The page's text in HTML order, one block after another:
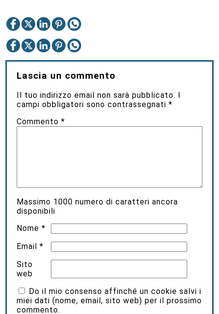
Lascia un commento
Il tuo indirizzo email non sarà pubblicato. I
campi obbligatori sono contrassegnati*
Commento*
Massimo 1000 numero di caratteri ancora
disponibili
Nome*
Email*
Sito
web
Do il mio consenso affinché un cookie salvi i
miei dati (nome, email, sito web) per il prossimo
commento.